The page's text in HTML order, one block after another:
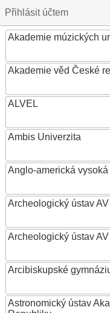
Přihlásit účtem
Akademie múzických
Akademie věd České
ALVEL
Ambis Univerzita
Anglo-americká vysoká
Archeologický ústav
Archeologický ústav
Arcibiskupské
Astronomický ústav